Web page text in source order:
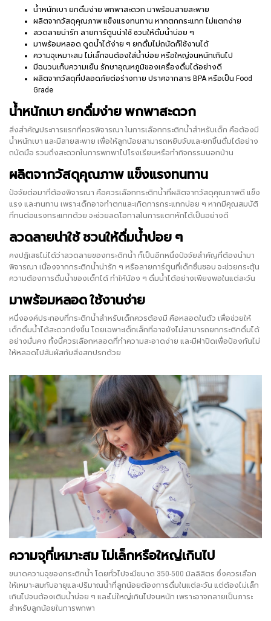
น้ำหนักเบา ยกดื่มง่าย พกพาสะดวก มาพร้อมสายสะพาย
ผลิตจากวัสดุคุณภาพ แข็งแรงทนทาน หากตกกระแทก ไม่แตกง่าย
ลวดลายน่ารัก ลายการ์ตูนน่าใช้ ชวนให้ดื่มน้ำบ่อย ๆ
มาพร้อมหลอด ดูดน้ำได้ง่าย ๆ ยกดื่มไม่ถนัดก็ใช้งานได้
ความจุเหมาะสม ไม่เล็กจนต้องใส่น้ำบ่อย หรือใหญ่จนหนักเกินไป
มีฉนวนเก็บความเย็น รักษาอุณหภูมิของเครื่องดื่มได้อย่างดี
ผลิตจากวัสดุที่ปลอดภัยต่อร่างกาย ปราศจากสาร BPA หรือเป็น Food
Grade
น้ำหนักเบา ยกดื่มง่าย พกพาสะดวก
สิ่งสำคัญประการแรกที่ควรพิจารณา ในการเลือกกระติกน้ำสำหรับเด็ก คือต้องมี
น้ำหนักเบา และมีสายสะพาย เพื่อให้ลูกน้อยสามารถหยิบจับและยกขึ้นดื่มได้อย่าง
ถนัดมือ รวมถึงสะดวกในการพกพาไปโรงเรียนหรือทำกิจกรรมนอกบ้าน
ผลิตจากวัสดุคุณภาพ แข็งแรงทนทาน
ปัจจัยต่อมาที่ต้องพิจารณา คือควรเลือกกระติกน้ำที่ผลิตจากวัสดุคุณภาพดี แข็ง
แรง และทนทาน เพราะเด็กอาจทำตกและเกิดการกระแทกบ่อย ๆ หากมีคุณสมบัติ
ที่ทนต่อแรงกระแทกด้วย จะช่วยลดโอกาสในการแตกหักได้เป็นอย่างดี
ลวดลายน่าใช้ ชวนให้ดื่มน้ำบ่อย ๆ
คงปฏิเสธไม่ได้ว่าลวดลายของกระติกน้ำ ก็เป็นอีกหนึ่งปัจจัยสำคัญที่ต้องนำมา
พิจารณา เนื่องจากกระติกน้ำน่ารัก ๆ หรือลายการ์ตูนที่เด็กชื่นชอบ จะช่วยกระตุ้น
ความต้องการดื่มน้ำของเด็กได้ ทำให้น้อง ๆ ดื่มน้ำได้อย่างเพียงพอในแต่ละวัน
มาพร้อมหลอด ใช้งานง่าย
หนึ่งองค์ประกอบที่กระติกน้ำสำหรับเด็กควรต้องมี คือหลอดในตัว เพื่อช่วยให้
เด็กดื่มน้ำได้สะดวกยิ่งขึ้น โดยเฉพาะเด็กเล็กที่อาจยังไม่สามารถยกกระติกดื่มได้
อย่างมั่นคง ทั้งนี้ควรเลือกหลอดที่ทำความสะอาดง่าย และมีฝาปิดเพื่อป้องกันไม่
ให้หลอดไปสัมผัสกับสิ่งสกปรกด้วย
ความจุที่เหมาะสม ไม่เล็กหรือใหญ่เกินไป
ขนาดความจุของกระติกน้ำ โดยทั่วไปจะมีขนาด 350-500 มิลลิลิตร ซึ่งควรเลือก
ให้เหมาะสมกับอายุและปริมาณน้ำที่ลูกน้อยต้องการดื่มในแต่ละวัน แต่ต้องไม่เล็ก
เกินไปจนต้องเติมน้ำบ่อย ๆ และไม่ใหญ่เกินไปจนหนัก เพราะอาจกลายเป็นภาระ
สำหรับลูกน้อยในการพกพา